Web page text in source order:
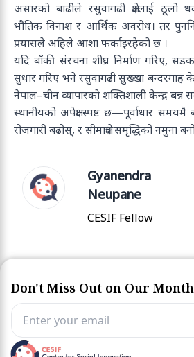
असारको बाढीले रसुवागढी क्षेत्रलाई ठूलो
भौतिक विनाश र आर्थिक अवरोध। तर
प्रयासले अहिले आशा फर्काइरहेको छ ।
यदि बाँकी संरचना शीघ्र निर्माण गरिए, सडक
सुधार गरिए भने रसुवागढी सुख्खा बन्दरगाह
नेपाल–चीन व्यापारको शक्तिशाली केन्द्र बन्न
स्थानीयको अपेक्षा स्पष्ट छ—पूर्वाधार
रोजगारी बढोस्, र सीमाक्षेत्र समृद्धिको नमुना
Gyanendra
Neupane
CESIF Fellow
Don't Miss Out on Our